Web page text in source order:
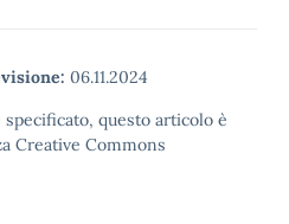
06.11.2024
questo articolo è
Creative Commons